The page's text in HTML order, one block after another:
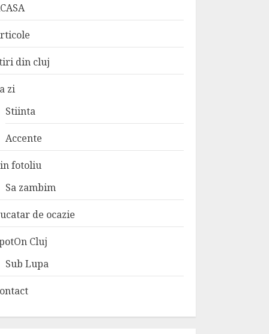
din cluj
zi
Stiinta
Accente
fotoliu
Sa zambim
de ocazie
Cluj
Sub Lupa